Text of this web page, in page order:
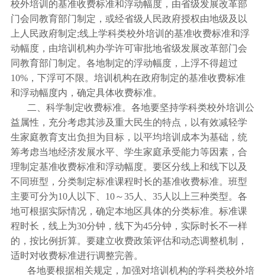
校外培训的基准收费标准和浮动幅度，由省级发展改革部
门会同教育部门制定，或经省级人民政府授权由地级及以
上人民政府制定;线上学科类校外培训的基准收费标准和浮
动幅度，由培训机构办学许可审批地省级发展改革部门会
同教育部门制定。各地制定的浮动幅度，上浮不得超过
10%，下浮可不限。培训机构在政府制定的基准收费标准
和浮动幅度内，确定具体收费标准。
二、科学制定收费标准。各地要坚持学科类校外培训公
益属性，充分考虑其涉及重大民生的特点，以有效减轻学
生家庭教育支出负担为目标，以平均培训成本为基础，统
筹考虑当地经济发展水平、学生家庭承受能力等因素，合
理制定基准收费标准和浮动幅度。要区分线上和线下以及
不同班型，分类制定标准课程时长的基准收费标准。班型
主要可分为10人以下、10～35人、35人以上三种类型。各
地可根据实际情况，确定本地区具体的分类标准。标准课
程时长，线上为30分钟，线下为45分钟，实际时长不一样
的，按比例折算。要建立收费政策评估和动态调整机制，
适时对收费标准进行调整完善。
各地要根据相关规定，加强对培训机构的学科类校外培